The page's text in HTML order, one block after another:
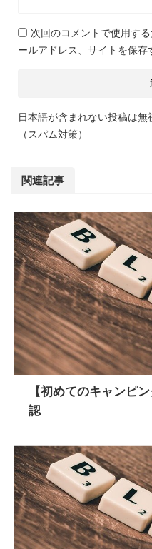
次回のコメントで使用す
ールアドレス、サイトを保存
日本語が含まれない投稿は無
（スパム対策）
関連記事
【初めてのキャンピ
認